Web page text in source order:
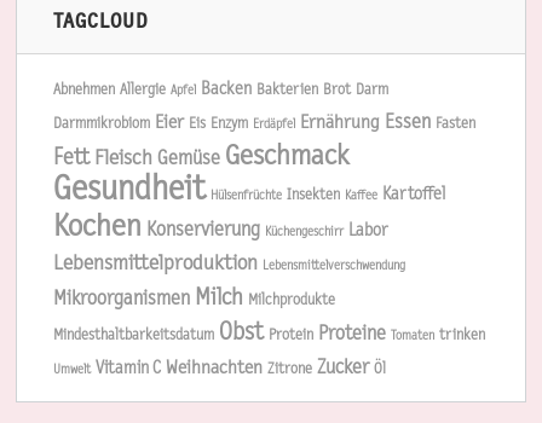
TAGCLOUD
Abnehmen Allergie Apfel Backen Bakterien Brot Darm
Darmmikrobiom Eier Eis Enzym Erdäpfel Ernährung Essen Fasten
Fett Fleisch Gemüse Geschmack
Gesundheit Hülsenfrüchte Insekten Kaffee Kartoffel
Kochen Konservierung Küchengeschirr Labor
Lebensmittelproduktion Lebensmittelverschwendung
Mikroorganismen Milch Milchprodukte
Mindesthaltbarkeitsdatum Obst Protein Proteine Tomaten trinken
Umwelt Vitamin C Weihnachten Zitrone Zucker Öl